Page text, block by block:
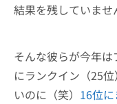
結果を残していませ
そんな彼らが今年
にランクイン（25
いのに（笑） 16位